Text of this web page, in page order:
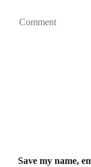
Save my name,